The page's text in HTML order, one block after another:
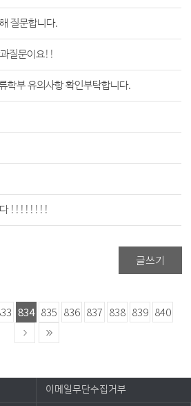
질문합니다.
질문이요!!
학부 유의사항 확인부탁합니다.
다 !!!!!!!!
글쓰기
834 835 836 837 838 839 840
이메일무단수집거부